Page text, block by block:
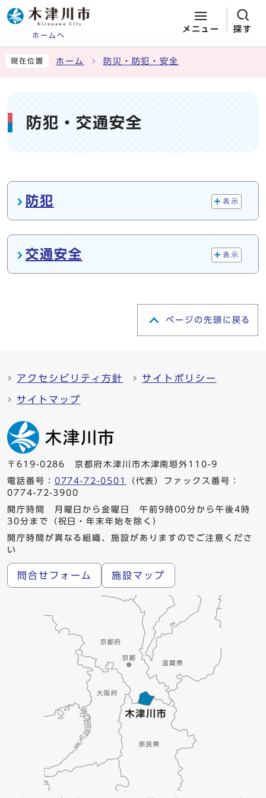
ホームへ
メニュー 探す
現在位置 ホーム 防災・防犯・安全
防犯・交通安全
メインメニュー
防犯 表示
交通安全 表示
ページの先頭に戻る
アクセシビリティ方針 サイトポリシー
サイトマップ
〒619-0286 京都府木津川市木津南垣外110-9
電話番号： 0774-72-0501
（代表）ファックス番号：
0774-72-3900
開庁時間 月曜日から金曜日 午前9時00分から午後4時
30分まで（祝日・年末年始を除く）
開庁時間が異なる組織、施設がありますのでご注意くださ
い
問合せフォーム 施設マップ